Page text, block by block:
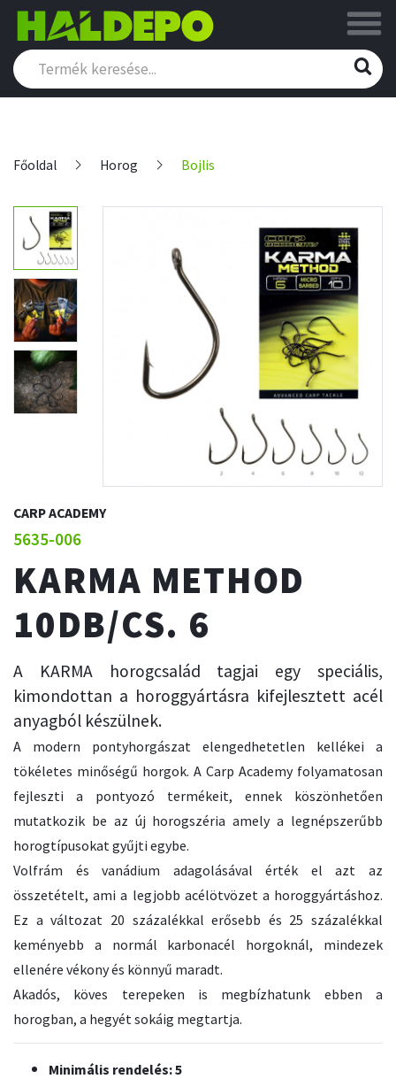
Főoldal Horog Bojlis
CARP ACADEMY
5635-006
KARMA METHOD
10DB/CS. 6
A KARMA horogcsalád tagjai egy speciális,
kimondottan a horoggyártásra kifejlesztett acél
anyagból készülnek.
A modern pontyhorgászat elengedhetetlen kellékei a
tökéletes minőségű horgok. A Carp Academy folyamatosan
fejleszti a pontyozó termékeit, ennek köszönhetően
mutatkozik be az új horogszéria amely a legnépszerűbb
horogtípusokat gyűjti egybe.
Volfrám és vanádium adagolásával érték el azt az
összetételt, ami a legjobb acélötvözet a horoggyártáshoz.
Ez a változat 20 százalékkal erősebb és 25 százalékkal
keményebb a normál karbonacél horgoknál, mindezek
ellenére vékony és könnyű maradt.
Akadós, köves terepeken is megbízhatunk ebben a
horogban, a hegyét sokáig megtartja.
Minimális rendelés: 5